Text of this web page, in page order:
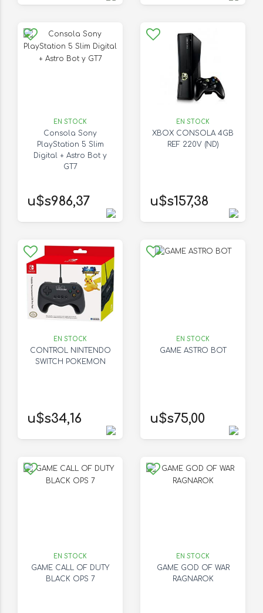
EN STOCK
Consola Sony
PlayStation 5 Slim
Digital + Astro Bot y
GT7
u$s986,37
EN STOCK
XBOX CONSOLA 4GB
REF 220V (ND)
u$s157,38
EN STOCK
CONTROL NINTENDO
SWITCH POKEMON
u$s34,16
EN STOCK
GAME ASTRO BOT
u$s75,00
EN STOCK
GAME CALL OF DUTY
BLACK OPS 7
EN STOCK
GAME GOD OF WAR
RAGNAROK